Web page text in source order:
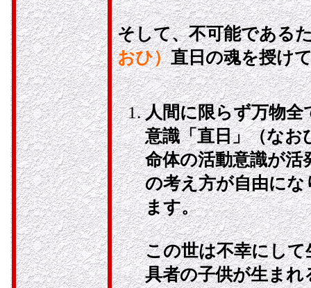
そして、不可能である
おひ）直日の魂を授け
人間に限らず万物
意識「直日」（なお
命体の活動意識が活
の考え方が自由に
ます。
この世は不幸にし
具者の子供が生ま